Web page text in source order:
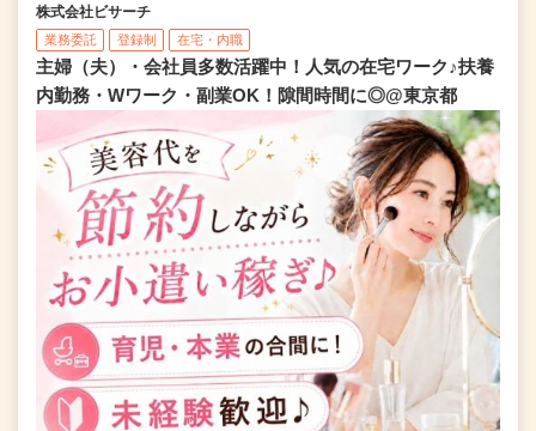
株式会社ビサーチ
業務委託 登録制 在宅・内職
主婦（夫）・会社員多数活躍中！人気の在宅ワーク♪扶養
内勤務・Wワーク・副業OK！隙間時間に◎@東京都